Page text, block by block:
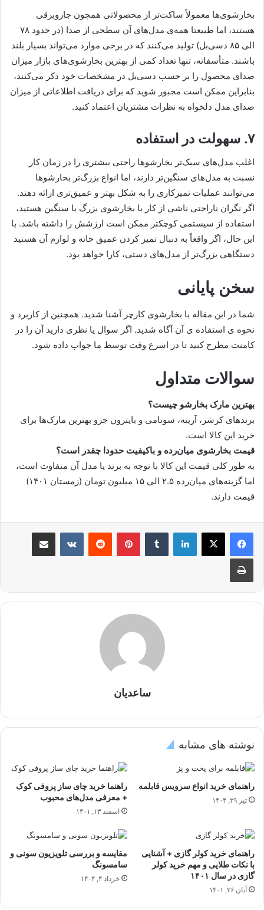
بخارشوی‌ها معمولاً ساکت‌تر از محصولاتی همچون جاروبرقی
هستند، اما طبیعتا همه‌ی‌ مدل‌های آن سطحی از صدا (در حدود ۷۸
الی ۸۵ دسی‌بل) تولید می‌کنند که در برخی موارد می‌تواند بسیار بلند
باشند. متأسفانه، تنها تعداد کمی از بهترین بخارشوی‌های بازار میزان
صدای محصول را بر حسب دسی‌بل در مشخصات خود ذکر می‌کنند،
بنابراین ممکن است مجبور شوید که برای دریافت اطلاعاتی از میزان
صدای مدل دلخواه به نظرات مشتریان اعتماد کنید.
۷. سهولت در استفاده
اغلب مدل‌های سبک‌تر بخارشوها راحتی بیشتری را در زمان کار
نسبت به مدل‌های سنگین‌تر دارند، اما انواع بزرگ‌تر بخارشوها
می‌توانند عملیات تمیزکاری را به شکل بهتر و عمیق‌تری ارائه دهند.
اگر نگران ناراحتی ناشی از کار با بخارشوی بزرگ یا سنگین هستید،
استفاده از سیستمی کوچکتر ممکن است ارزشش را داشته باشد. با
این حال، اگر واقعاً به دنبال تمیز کردن عمیق خانه و لوازم آن هستید
دستگاهی بزرگ‌تر از مدل‌های دستی، کارا خواهد بود.
سخن پایانی
شما در این مقاله با بخارشوی کارچر آشنا شدید. همچنین از کاربرد و
نحوه ی استفاده ی آن آگاه شدید. اگر سوال یا نظری دارید آن را در
کامنت مطرح کنید تا در اسرع وقت توسط ما جواب داده شود.
سوالات متداول
بهترین مارک بخارشو چیست؟
برندهای کرشر، آریته، سونامی و بایترون جزو بهترین مارک‌ها برای
خرید این کالا است.
قیمت بخارشوی میان‌رده و باکیفیت حدودا چقدر است؟
به طور کلی قیمت این کالا با توجه به برند یا مدل آن متفاوت است،
اما گزینه‌های میان‌رده ۲.۵ الی ۱۵ میلیون تومان (زمستان ۱۴۰۱)
قیمت دارند.
لینکدین ‫تامبلر ‫پین‌ترست‫رددیت ‫VKontakteاشتراک گذاری از طریق ایمیل
چاپ
ساعدیان
نوشته های مشابه
راهنمای خرید انواع سرویس قابلمه
تیر ۲۹, ۱۴۰۴
راهنما خرید چای ساز پروفی کوک
+ معرفی مدل‌های محبوب
اسفند ۱۳, ۱۴۰۱
راهنمای خرید کولر گازی + آشنایی
با نکات طلایی و مهم خرید کولر
گازی در سال ۱۴۰۱
آبان ۲۶, ۱۴۰۱
مقایسه و بررسی تلویزیون سونی و
سامسونگ
خرداد ۴, ۱۴۰۴